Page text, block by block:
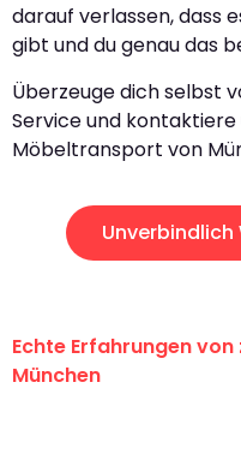
darauf verlassen, dass
gibt und du genau das
Überzeuge dich selbst
Service und
Möbeltransport von
Echte Erfahrungen
München